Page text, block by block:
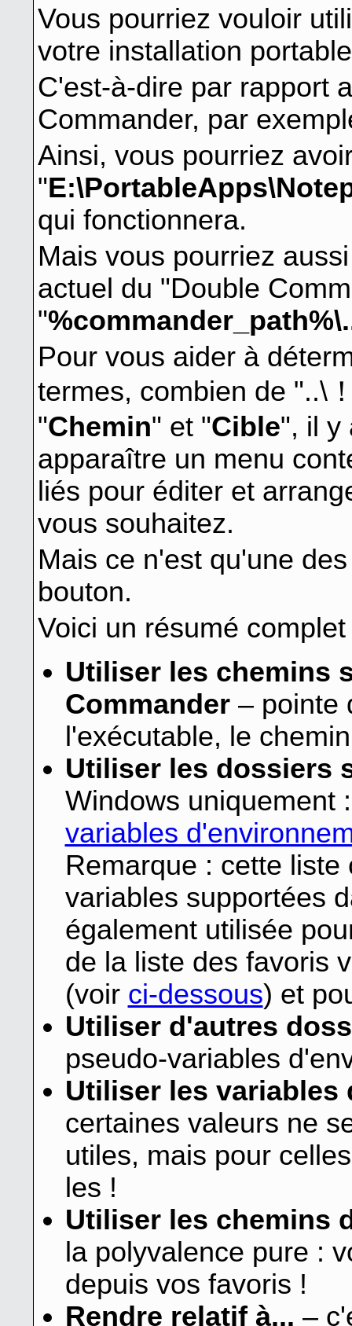
Vous pourriez vouloir
votre installation
C'est-à-dire par rapport
Commander, par
Ainsi, vous pourriez
"
qui fonctionnera.
Mais vous pourriez
actuel du "Double
"
Pour vous aider à
termes, combien de "..\
"Chemin" et "Cible", il y
apparaître un menu
liés pour éditer et
vous souhaitez.
Mais ce n'est qu'une
bouton.
Voici un résumé
Utiliser les chemins
Commander– pointe
l'exécutable, le
Utiliser les dossiers
Windows uniquement
variables
Remarque : cette
variables supportées
également utilisée
de la liste des favoris
(voir ci-dessous) et
Utiliser d'autres
pseudo-variables
Utiliser les variables
certaines valeurs ne
utiles, mais pour
les !
Utiliser les chemins
la polyvalence pure :
depuis vos favoris !
Rendre relatif à... –